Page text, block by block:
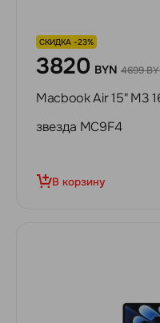
СКИДКА -23%
3820 BYN 4699
Macbook Air 15" M3
звезда MC9F4
В корзину